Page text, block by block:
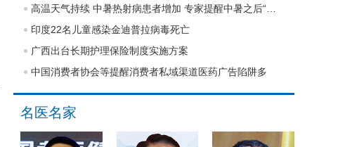
印度22名儿童感染金迪普拉病毒死亡
广西出台长期护理保险制度实施方案
中国消费者协会等提醒消费者私域渠道医药广告陷阱多
名医名家